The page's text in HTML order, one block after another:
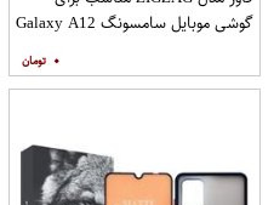
گوشی موبایل سامسونگ Galaxy A12
۰